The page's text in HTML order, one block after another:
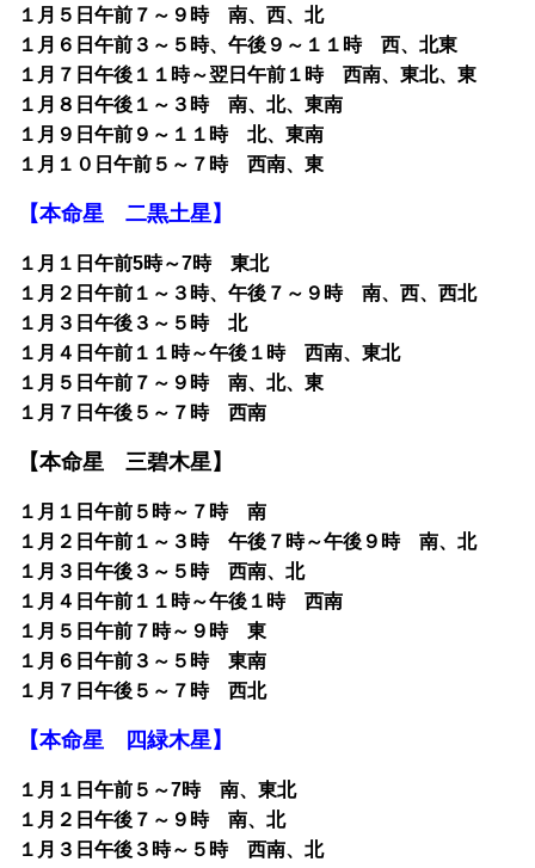
１月５日午前７～９時 南、西、北
１月６日午前３～５時、午後９～１１時 西、北東
１月７日午後１１時～翌日午前１時 西南、東北、東
１月８日午後１～３時 南、北、東南
１月９日午前９～１１時 北、東南
１月１０日午前５～７時 西南、東
【本命星 二黒土星】
１月１日午前5時～7時 東北
１月２日午前１～３時、午後７～９時 南、西、西北
１月３日午後３～５時 北
１月４日午前１１時～午後１時 西南、東北
１月５日午前７～９時 南、北、東
１月７日午後５～７時 西南
【本命星 三碧木星】
１月１日午前５時～７時 南
１月２日午前１～３時 午後７時～午後９時 南、北
１月３日午後３～５時 西南、北
１月４日午前１１時～午後１時 西南
１月５日午前７時～９時 東
１月６日午前３～５時 東南
１月７日午後５～７時 西北
【本命星 四緑木星】
１月１日午前５～7時 南、東北
１月２日午後７～９時 南、北
１月３日午後３時～５時 西南、北